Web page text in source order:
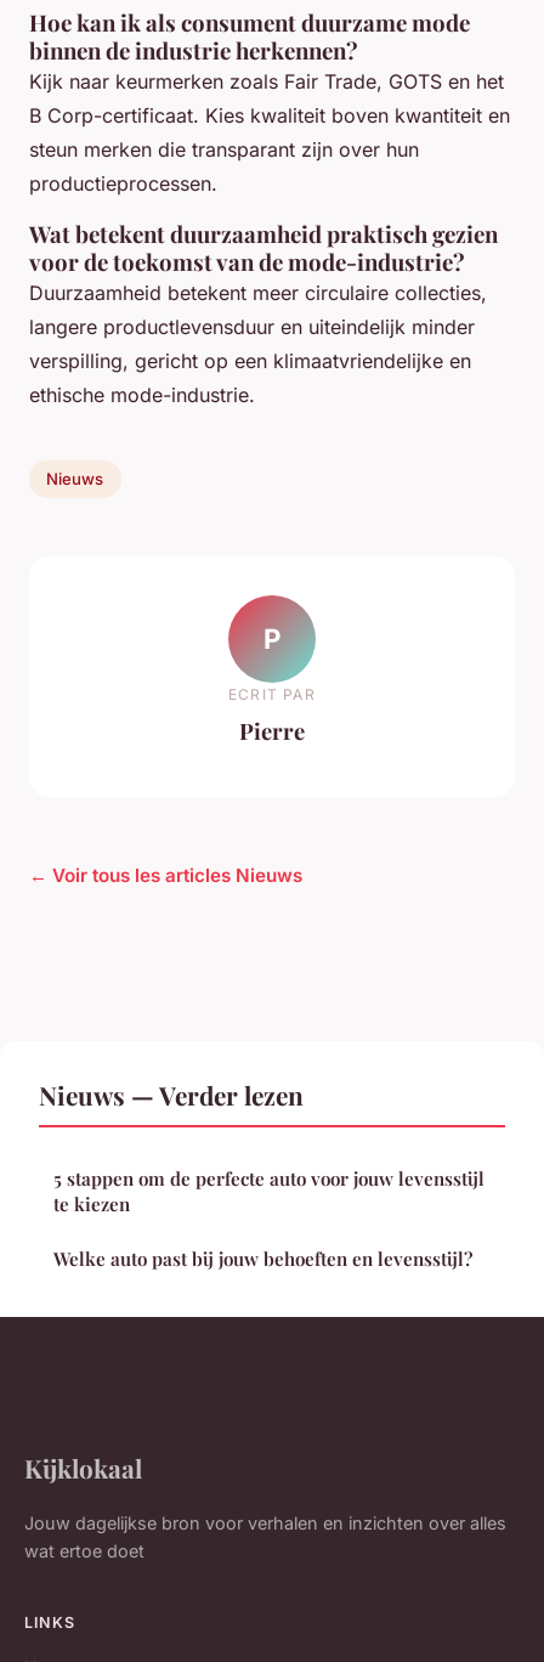
Hoe kan ik als consument duurzame mode
binnen de industrie herkennen?
Kijk naar keurmerken zoals Fair Trade, GOTS en het
B Corp-certificaat. Kies kwaliteit boven kwantiteit en
steun merken die transparant zijn over hun
productieprocessen.
Wat betekent duurzaamheid praktisch gezien
voor de toekomst van de mode-industrie?
Duurzaamheid betekent meer circulaire collecties,
langere productlevensduur en uiteindelijk minder
verspilling, gericht op een klimaatvriendelijke en
ethische mode-industrie.
Nieuws
P
ECRIT PAR
Pierre
← Voir tous les articles Nieuws
Nieuws — Verder lezen
5 stappen om de perfecte auto voor jouw levensstijl
te kiezen
Welke auto past bij jouw behoeften en levensstijl?
Kijklokaal
Jouw dagelijkse bron voor verhalen en inzichten over alles
wat ertoe doet
LINKS